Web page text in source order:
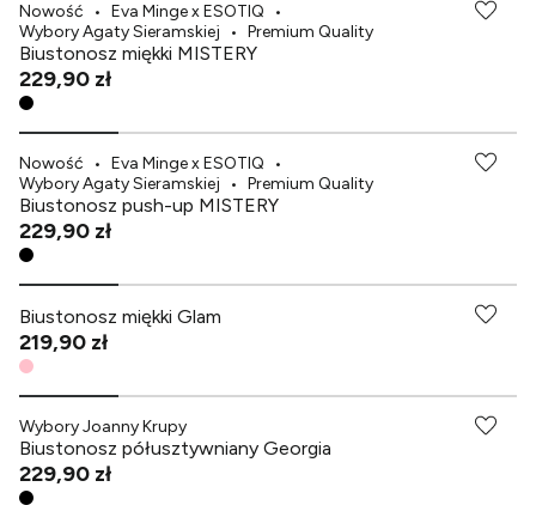
Nowość • Eva Minge x ESOTIQ
•
Wybory Agaty Sieramskiej
• Premium Quality
Biustonosz miękki MISTERY
229,90 zł
Nowość • Eva Minge x ESOTIQ
•
Wybory Agaty Sieramskiej
• Premium Quality
Biustonosz push-up MISTERY
229,90 zł
Biustonosz miękki Glam
219,90 zł
Wybory Joanny Krupy
Biustonosz półusztywniany Georgia
229,90 zł